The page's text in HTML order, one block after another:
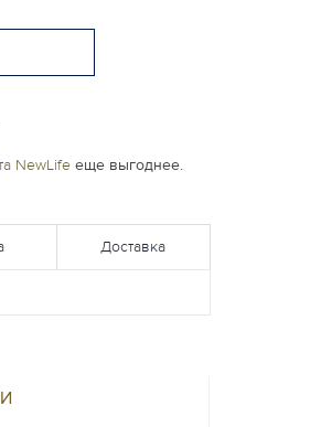
NewLife еще выгоднее.
Доставка